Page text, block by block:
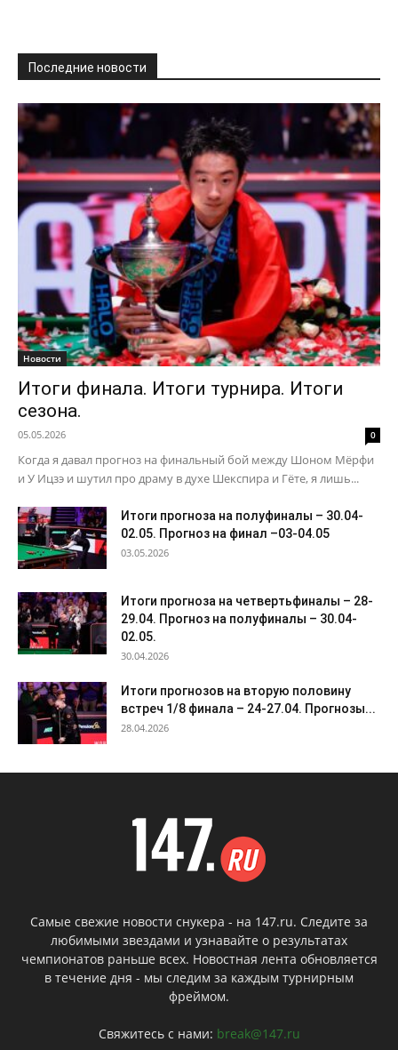
Последние новости
Новости
Итоги финала. Итоги турнира. Итоги
сезона.
05.05.2026 0
Когда я давал прогноз на финальный бой между Шоном Мёрфи
и У Ицзэ и шутил про драму в духе Шекспира и Гёте, я лишь...
Итоги прогноза на полуфиналы – 30.04-
02.05. Прогноз на финал –03-04.05
03.05.2026
Итоги прогноза на четвертьфиналы – 28-
29.04. Прогноз на полуфиналы – 30.04-
02.05.
30.04.2026
Итоги прогнозов на вторую половину
встреч 1/8 финала – 24-27.04. Прогнозы...
28.04.2026
Самые свежие новости снукера - на 147.ru. Следите за
любимыми звездами и узнавайте о результатах
чемпионатов раньше всех. Новостная лента обновляется
в течение дня - мы следим за каждым турнирным
фреймом.
Свяжитесь с нами: break@147.ru